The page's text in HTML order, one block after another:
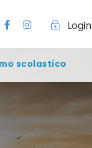
Login
scolastico